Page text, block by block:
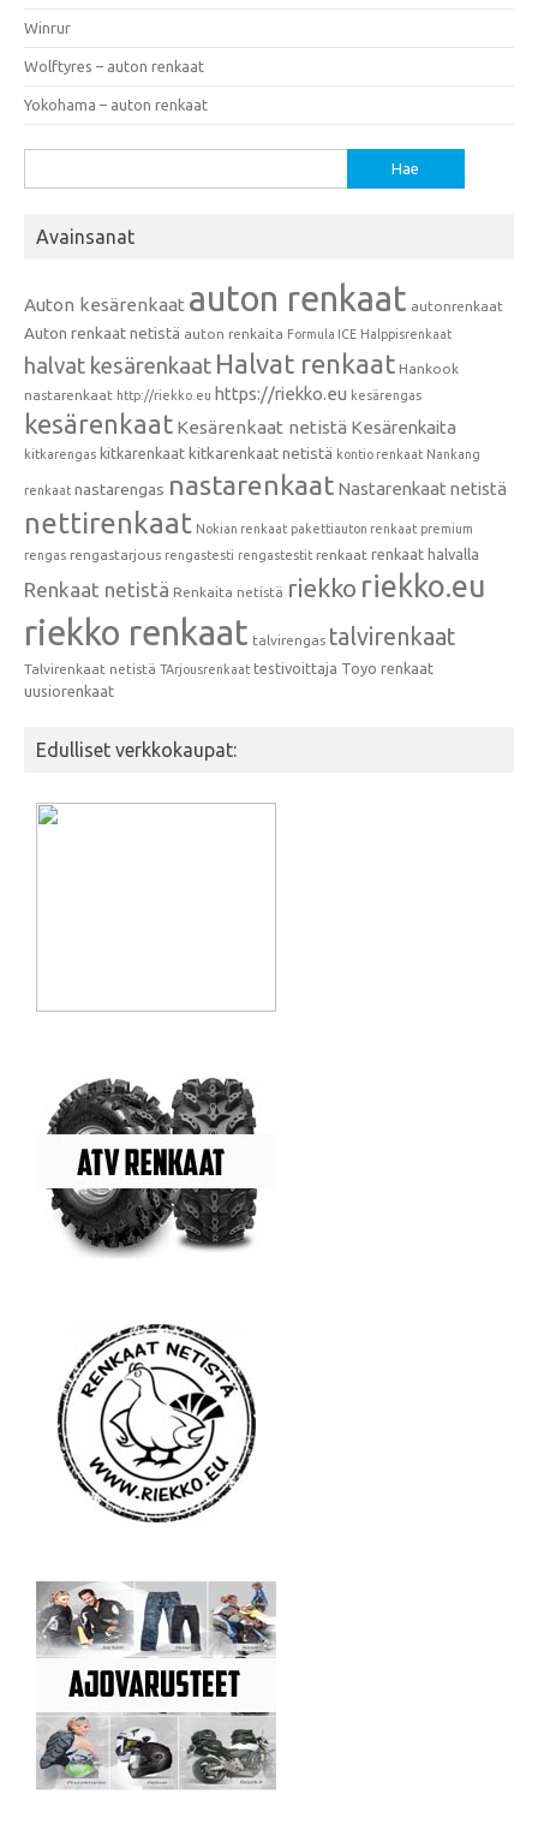
Winrur
Wolftyres – auton renkaat
Yokohama – auton renkaat
Avainsanat
Auton kesärenkaat auton renkaat autonrenkaat
Auton renkaat netistä auton renkaita Formula ICE Halppisrenkaat
halvat kesärenkaat Halvat renkaat Hankook
nastarenkaat http://riekko.eu https://riekko.eu kesärengas
kesärenkaat Kesärenkaat netistä Kesärenkaita
kitkarengas kitkarenkaat kitkarenkaat netistä kontio renkaat Nankang
renkaat nastarengas nastarenkaat Nastarenkaat netistä
nettirenkaat Nokian renkaat pakettiauton renkaat premium
rengas rengastarjous rengastesti rengastestit renkaat renkaat halvalla
Renkaat netistä Renkaita netistä riekko riekko.eu
riekko renkaat talvirengas talvirenkaat
Talvirenkaat netistä TArjousrenkaat testivoittaja Toyo renkaat
uusiorenkaat
Edulliset verkkokaupat: